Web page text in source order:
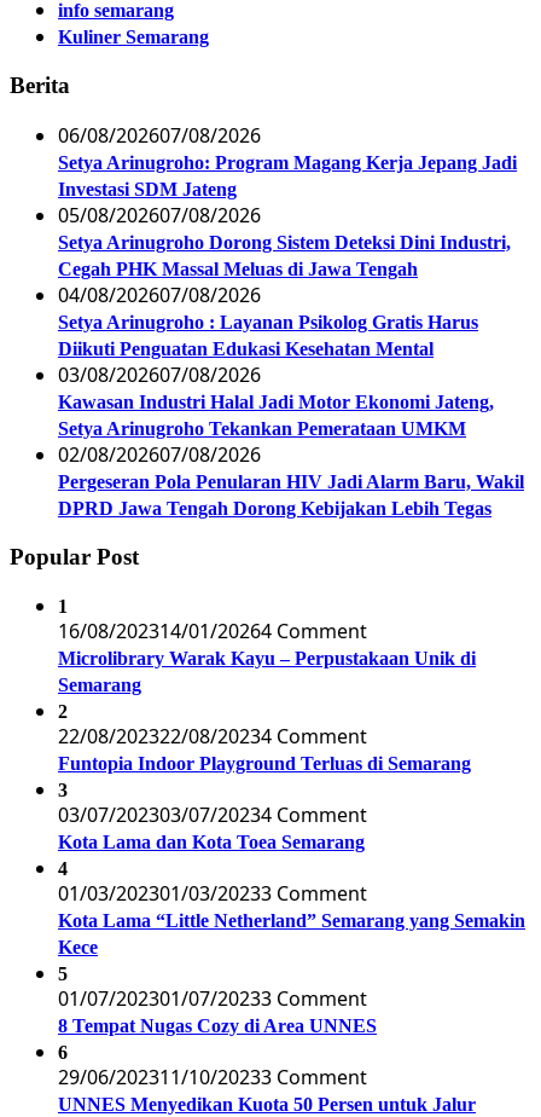
info semarang
Kuliner Semarang
Berita
06/08/202607/08/2026
Setya Arinugroho: Program Magang Kerja Jepang Jadi
Investasi SDM Jateng
05/08/202607/08/2026
Setya Arinugroho Dorong Sistem Deteksi Dini Industri,
Cegah PHK Massal Meluas di Jawa Tengah
04/08/202607/08/2026
Setya Arinugroho : Layanan Psikolog Gratis Harus
Diikuti Penguatan Edukasi Kesehatan Mental
03/08/202607/08/2026
Kawasan Industri Halal Jadi Motor Ekonomi Jateng,
Setya Arinugroho Tekankan Pemerataan UMKM
02/08/202607/08/2026
Pergeseran Pola Penularan HIV Jadi Alarm Baru, Wakil
DPRD Jawa Tengah Dorong Kebijakan Lebih Tegas
Popular Post
1
16/08/202314/01/20264 Comment
Microlibrary Warak Kayu – Perpustakaan Unik di
Semarang
2
22/08/202322/08/20234 Comment
Funtopia Indoor Playground Terluas di Semarang
3
03/07/202303/07/20234 Comment
Kota Lama dan Kota Toea Semarang
4
01/03/202301/03/20233 Comment
Kota Lama “Little Netherland” Semarang yang Semakin
Kece
5
01/07/202301/07/20233 Comment
8 Tempat Nugas Cozy di Area UNNES
6
29/06/202311/10/20233 Comment
UNNES Menyedikan Kuota 50 Persen untuk Jalur